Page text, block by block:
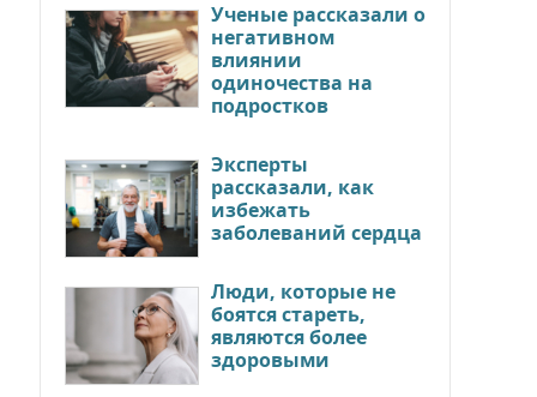
Ученые рассказали о
негативном
влиянии
одиночества на
подростков
Эксперты
рассказали, как
избежать
заболеваний сердца
Люди, которые не
боятся стареть,
являются более
здоровыми